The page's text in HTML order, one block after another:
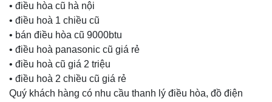
• điều hòa cũ hà nội
• điều hoà 1 chiều cũ
• bán điều hòa cũ 9000btu
• điều hoà panasonic cũ giá rẻ
• điều hoà cũ giá 2 triệu
• điều hoà 2 chiều cũ giá rẻ
Quý khách hàng có nhu cầu thanh lý điều hòa, đồ điện